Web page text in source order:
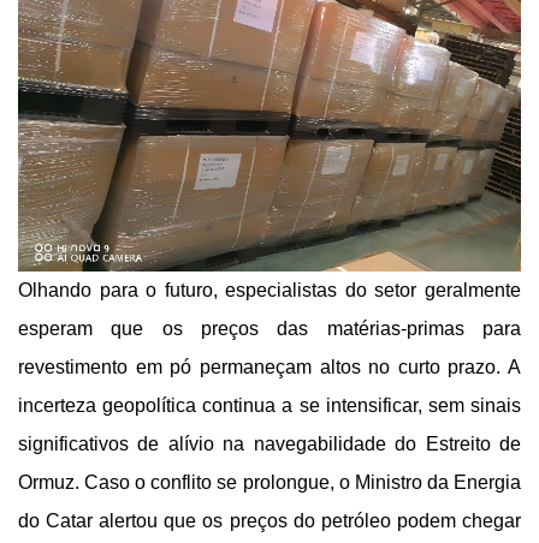
Olhando para o futuro, especialistas do setor geralmente
esperam que os preços das matérias-primas para
revestimento em pó permaneçam altos no curto prazo. A
incerteza geopolítica continua a se intensificar, sem sinais
significativos de alívio na navegabilidade do Estreito de
Ormuz. Caso o conflito se prolongue, o Ministro da Energia
do Catar alertou que os preços do petróleo podem chegar